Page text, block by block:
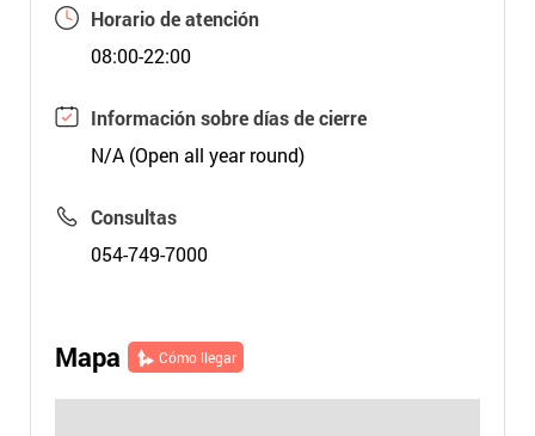
Horario de atención
08:00-22:00
Información sobre días de cierre
N/A (Open all year round)
Consultas
054-749-7000
Mapa Cómo llegar